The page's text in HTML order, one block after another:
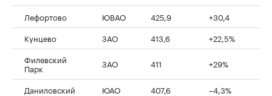
Лефортово ЮВАО 425,9
+30,4
Кунцево
ЗАО 413,6
+22,5%
Филевский
Парк ЗАО 411 +29%
Даниловский ЮАО 407,6
–4,3%